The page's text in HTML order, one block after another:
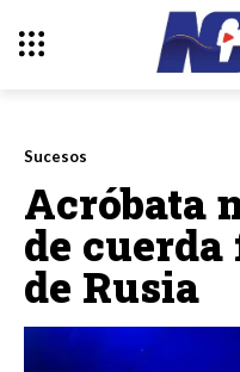
Sucesos
Acróbata
de
de Rusia